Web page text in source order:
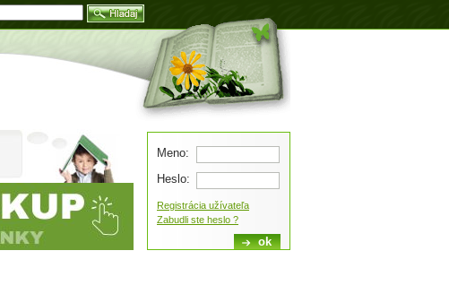
Meno:
Heslo:
Registrácia užívateľa
Zabudli ste heslo ?